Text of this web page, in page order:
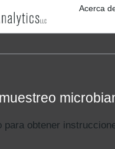
Acerca
para obtener